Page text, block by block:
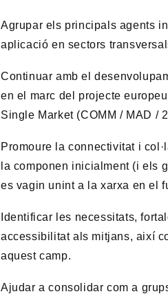
Agrupar els principals agents
aplicació en sectors
Continuar amb el
en el marc del projecte
Single Market (COMM / MAD /
Promoure la connectivitat i
la componen inicialment (i els
es vagin unint a la xarxa en el
Identificar les necessitats,
accessibilitat als mitjans, així
aquest camp.
Ajudar a consolidar com a